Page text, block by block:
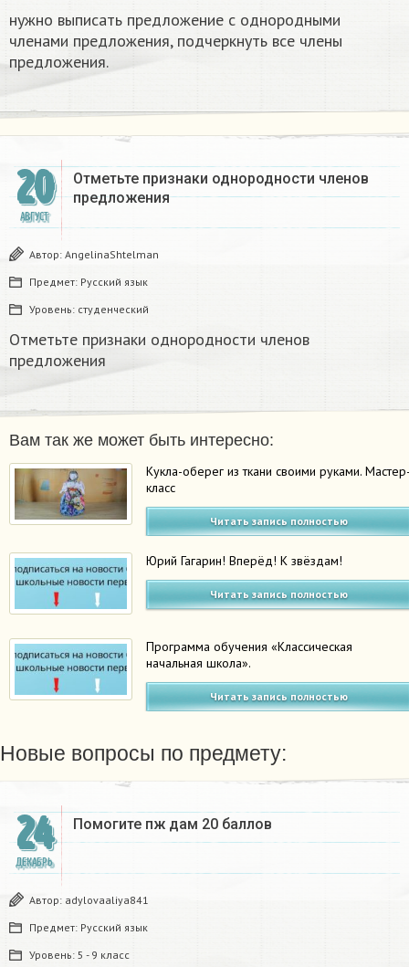
нужно выписать предложение с однородными
членами предложения, подчеркнуть все члены
предложения. ​
20
АВГУСТ
Отметьте признаки однородности членов
предложения
Автор: AngelinaShtelman
Предмет: Русский язык
Уровень: студенческий
Отметьте признаки однородности членов
предложения
Вам так же может быть интересно:
Кукла-оберег из ткани своими руками.
класс
Читать запись полностью
Юрий Гагарин! Вперёд! К звёздам!
Читать запись полностью
Программа обучения «Классическая
начальная школа».
Читать запись полностью
Новые вопросы по предмету:
24
ДЕКАБРЬ
Помогите пж дам 20 баллов ​
Автор: adylovaaliya841
Предмет: Русский язык
Уровень: 5 - 9 класс